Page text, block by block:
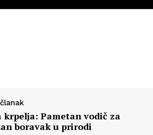
krpelja: Pametan vodič za
boravak u prirodi